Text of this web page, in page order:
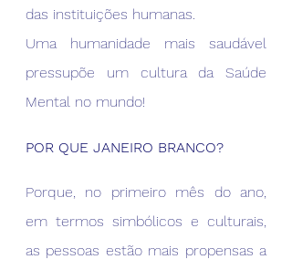
das instituições humanas.
Uma humanidade mais saudável
pressupõe um cultura da Saúde
Mental no mundo!
POR QUE JANEIRO BRANCO?
Porque, no primeiro mês do ano,
em termos simbólicos e culturais,
as pessoas estão mais propensas a